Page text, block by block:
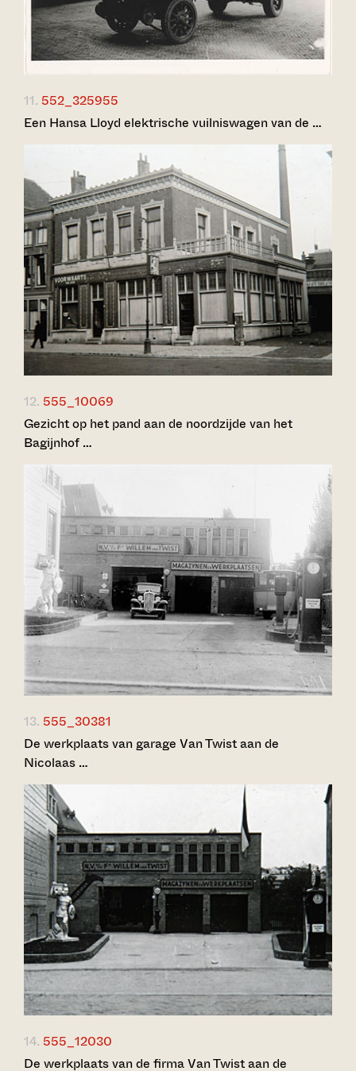
11. 552_325955
Een Hansa Lloyd elektrische vuilniswagen van de …
12. 555_10069
Gezicht op het pand aan de noordzijde van het
Bagijnhof …
13. 555_30381
De werkplaats van garage Van Twist aan de
Nicolaas …
14. 555_12030
De werkplaats van de firma Van Twist aan de